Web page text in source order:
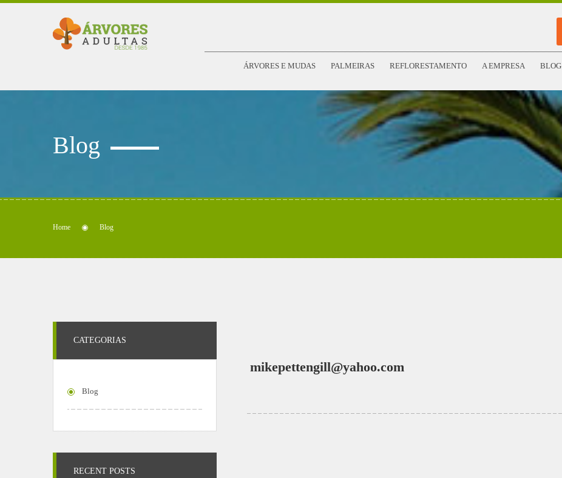
ÁRVORES E MUDAS PALMEIRAS REFLORESTAMENTO A EMPRESA BLOG
Blog
Home Blog
mikepettengill@yahoo.com
CATEGORIAS
Blog
RECENT POSTS